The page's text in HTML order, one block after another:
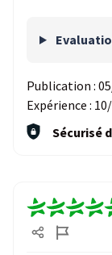
Publication :
Expérience :
Sécurisé